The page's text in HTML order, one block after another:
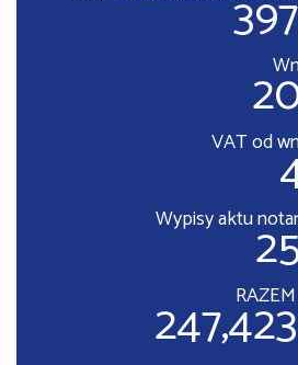
VAT od
Wypisy aktu